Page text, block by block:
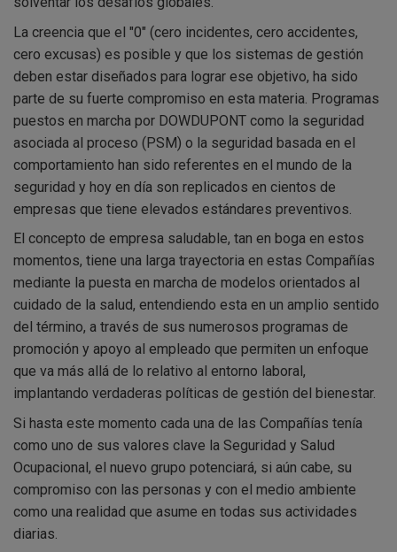
La creencia que el "0" (cero incidentes, cero accidentes,
cero excusas) es posible y que los sistemas de gestión
deben estar diseñados para lograr ese objetivo, ha sido
parte de su fuerte compromiso en esta materia. Programas
puestos en marcha por DOWDUPONT como la seguridad
asociada al proceso (PSM) o la seguridad basada en el
comportamiento han sido referentes en el mundo de la
seguridad y hoy en día son replicados en cientos de
empresas que tiene elevados estándares preventivos.
El concepto de empresa saludable, tan en boga en estos
momentos, tiene una larga trayectoria en estas Compañías
mediante la puesta en marcha de modelos orientados al
cuidado de la salud, entendiendo esta en un amplio sentido
del término, a través de sus numerosos programas de
promoción y apoyo al empleado que permiten un enfoque
que va más allá de lo relativo al entorno laboral,
implantando verdaderas políticas de gestión del bienestar.
Si hasta este momento cada una de las Compañías tenía
como uno de sus valores clave la Seguridad y Salud
Ocupacional, el nuevo grupo potenciará, si aún cabe, su
compromiso con las personas y con el medio ambiente
como una realidad que asume en todas sus actividades
diarias.